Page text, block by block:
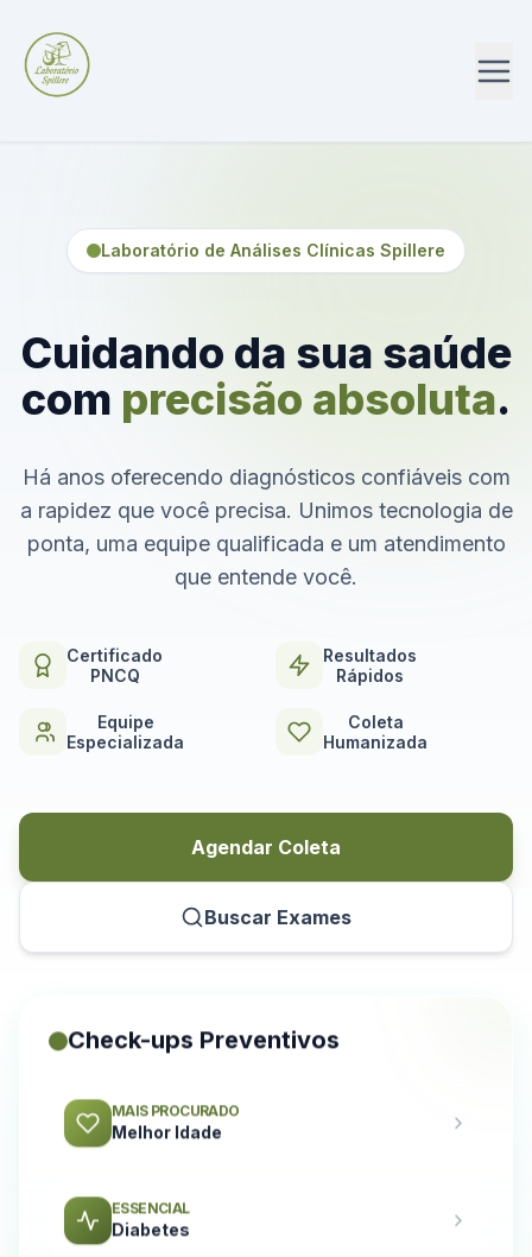
Laboratório de Análises Clínicas Spillere
Cuidando da sua saúde
com precisão absoluta.
Há anos oferecendo diagnósticos confiáveis com
a rapidez que você precisa. Unimos tecnologia de
ponta, uma equipe qualificada e um atendimento
que entende você.
Certificado
PNCQ
Resultados
Rápidos
Equipe
Especializada
Coleta
Humanizada
Agendar Coleta
Buscar Exames
Check-ups Preventivos
MAIS PROCURADO
Melhor Idade
ESSENCIAL
Diabetes